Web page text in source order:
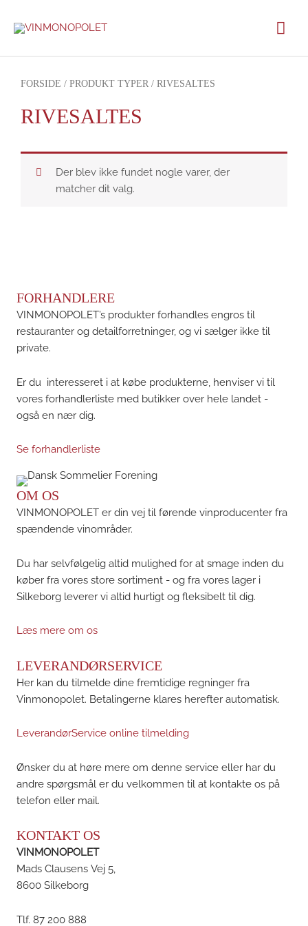
FORSIDE / PRODUKT TYPER / RIVESALTES
RIVESALTES
Der blev ikke fundet nogle varer, der
matcher dit valg.
FORHANDLERE
VINMONOPOLET’s produkter forhandles engros til
restauranter og detailforretninger, og vi sælger ikke til
private.
Er du interesseret i at købe produkterne, henviser vi til
vores forhandlerliste med butikker over hele landet -
også en nær dig.
Se forhandlerliste
OM OS
VINMONOPOLET er din vej til førende vinproducenter fra
spændende vinområder.
Du har selvfølgelig altid mulighed for at smage inden du
køber fra vores store sortiment - og fra vores lager i
Silkeborg leverer vi altid hurtigt og fleksibelt til dig.
Læs mere om os
LEVERANDØRSERVICE
Her kan du tilmelde dine fremtidige regninger fra
Vinmonopolet. Betalingerne klares herefter automatisk.
LeverandørService online tilmelding
Ønsker du at høre mere om denne service eller har du
andre spørgsmål er du velkommen til at kontakte os på
telefon eller mail.
KONTAKT OS
VINMONOPOLET
Mads Clausens Vej 5,
8600 Silkeborg
Tlf. 87 200 888